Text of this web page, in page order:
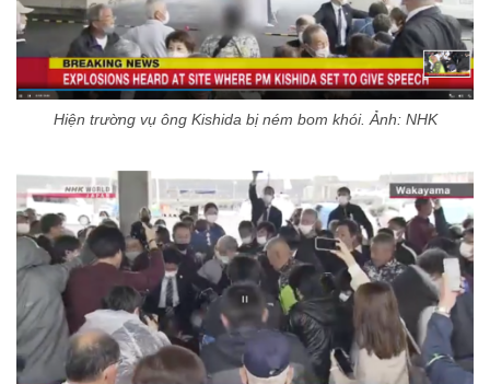
Hiện trường vụ ông Kishida bị ném bom khói. Ảnh: NHK